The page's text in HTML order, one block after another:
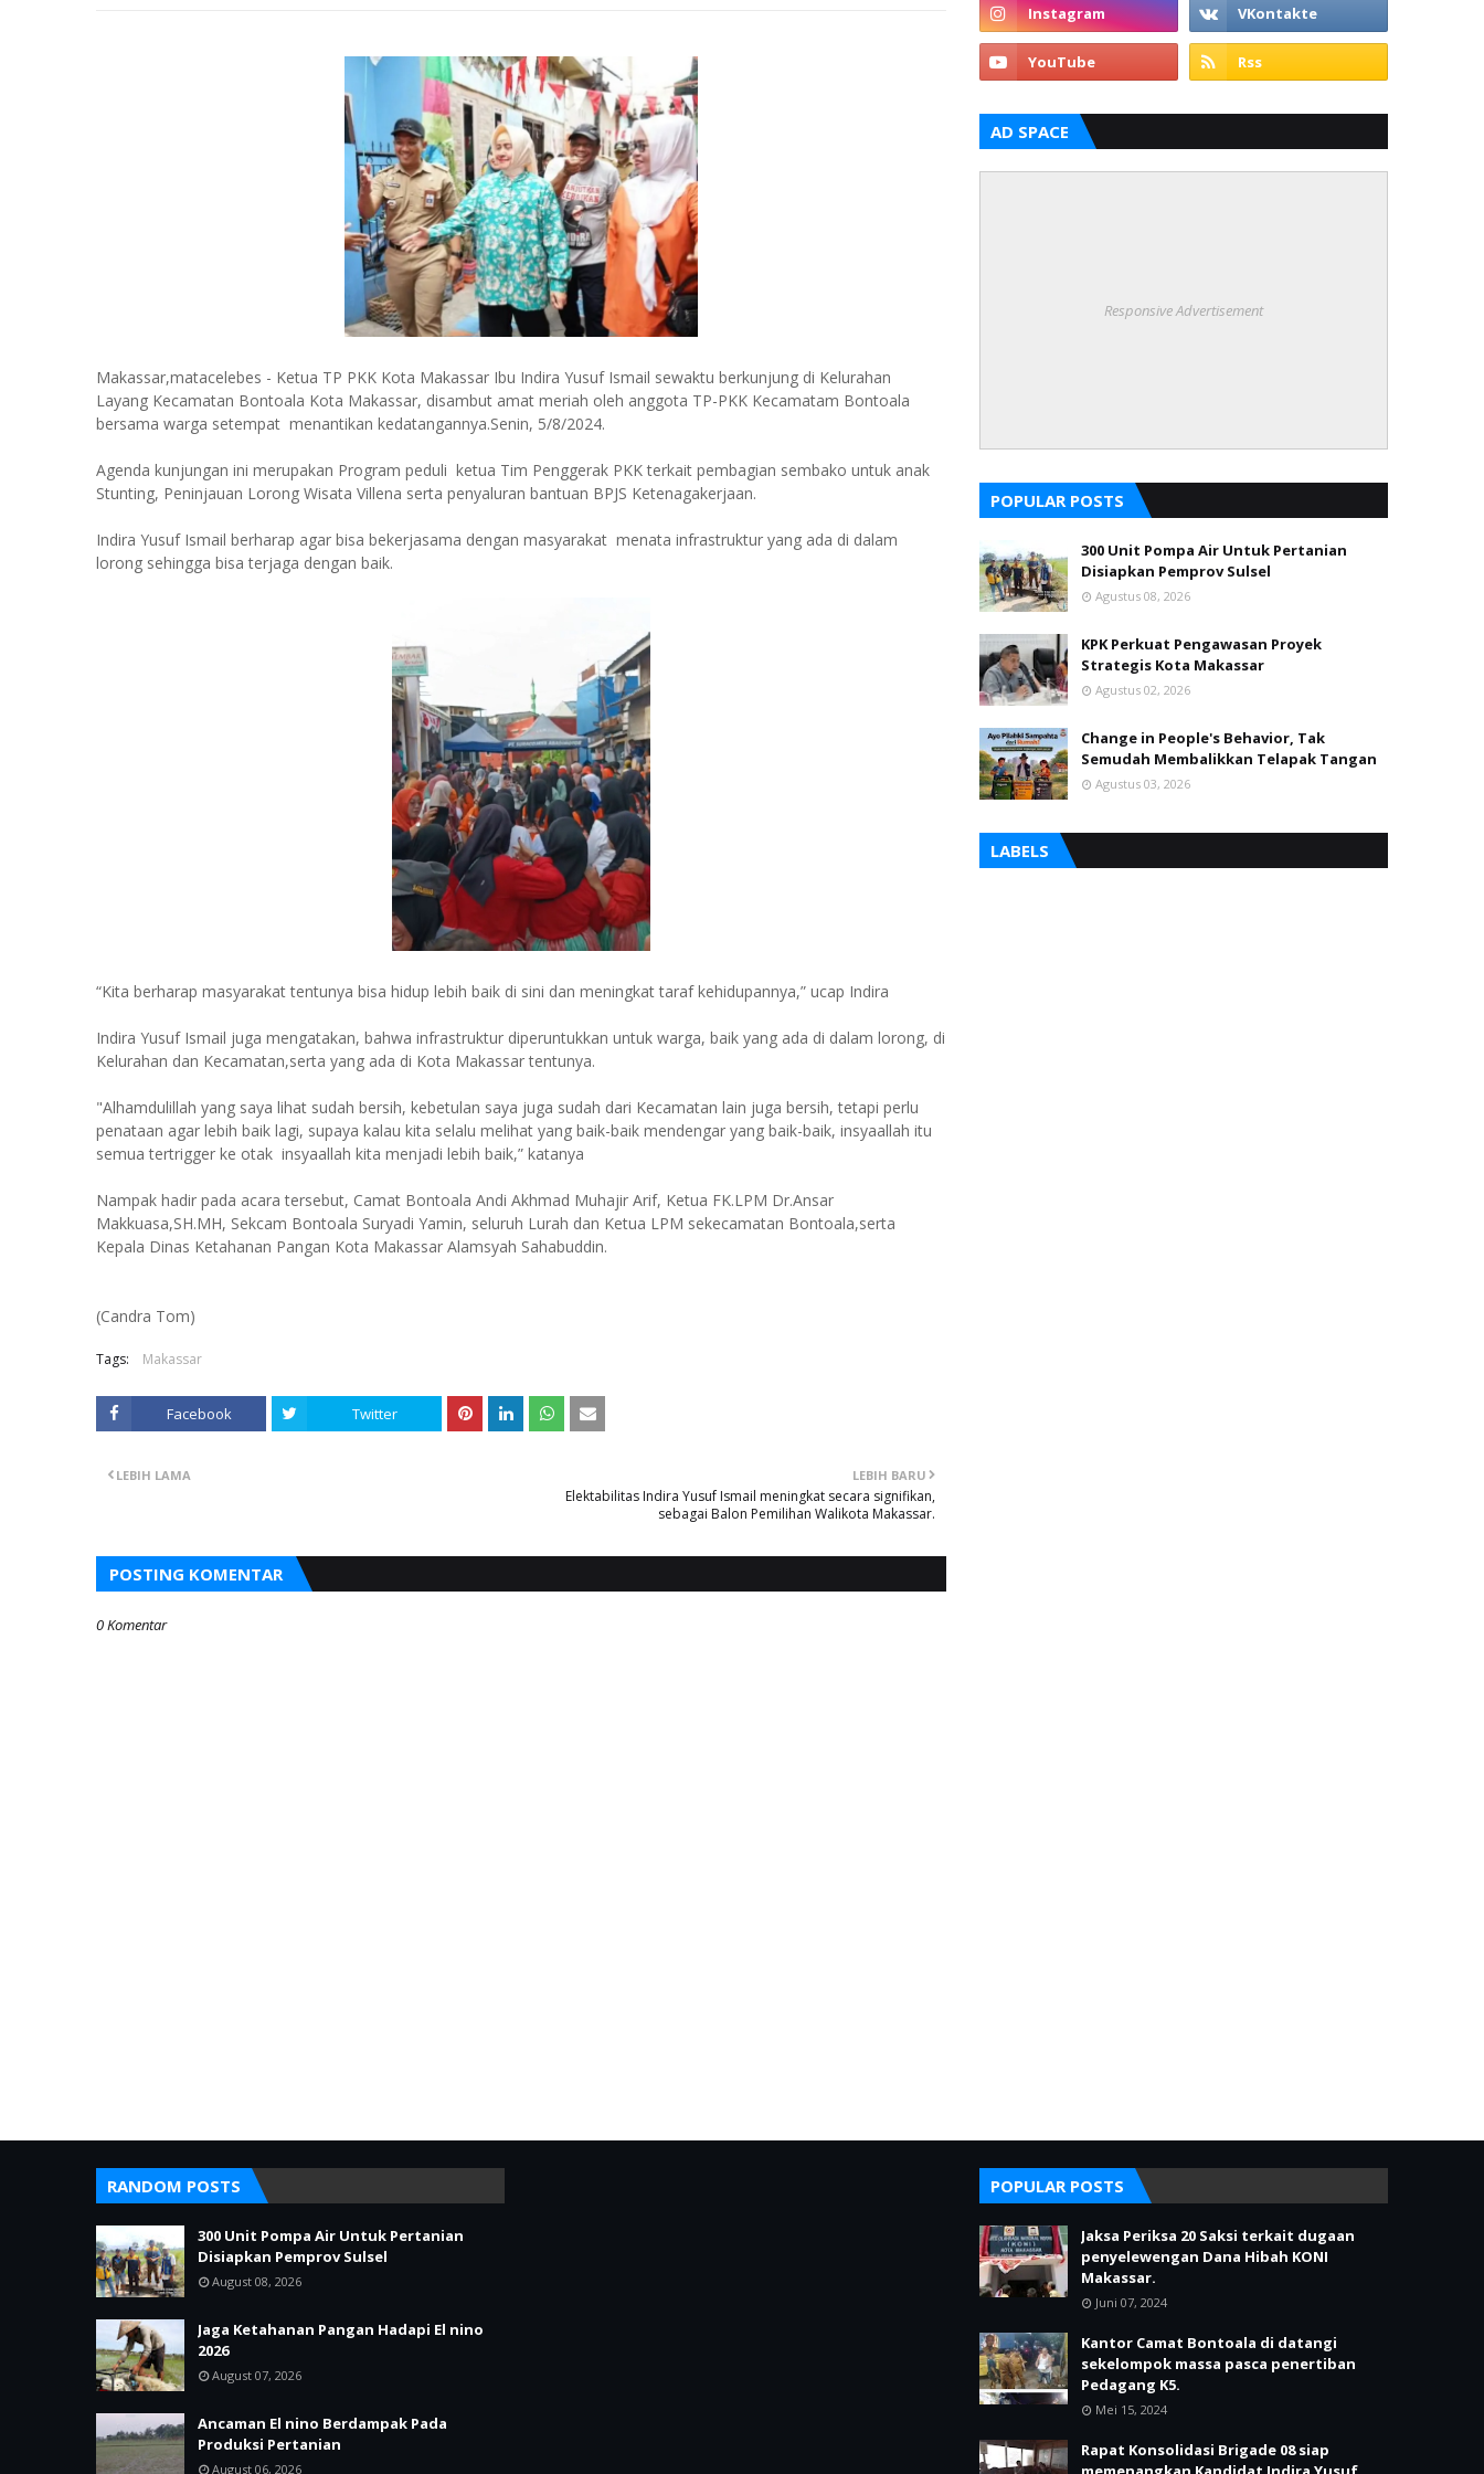
Makassar,matacelebes - Ketua TP PKK Kota Makassar Ibu Indira Yusuf Ismail sewaktu berkunjung di Kelurahan
Layang Kecamatan Bontoala Kota Makassar, disambut amat meriah oleh anggota TP-PKK Kecamatam Bontoala
bersama warga setempat menantikan kedatangannya.Senin, 5/8/2024.
Agenda kunjungan ini merupakan Program peduli ketua Tim Penggerak PKK terkait pembagian sembako untuk anak
Stunting, Peninjauan Lorong Wisata Villena serta penyaluran bantuan BPJS Ketenagakerjaan.
Indira Yusuf Ismail berharap agar bisa bekerjasama dengan masyarakat menata infrastruktur yang ada di dalam
lorong sehingga bisa terjaga dengan baik.
“Kita berharap masyarakat tentunya bisa hidup lebih baik di sini dan meningkat taraf kehidupannya,” ucap Indira
Indira Yusuf Ismail juga mengatakan, bahwa infrastruktur diperuntukkan untuk warga, baik yang ada di dalam lorong, di
Kelurahan dan Kecamatan,serta yang ada di Kota Makassar tentunya.
"Alhamdulillah yang saya lihat sudah bersih, kebetulan saya juga sudah dari Kecamatan lain juga bersih, tetapi perlu
penataan agar lebih baik lagi, supaya kalau kita selalu melihat yang baik-baik mendengar yang baik-baik, insyaallah itu
semua tertrigger ke otak insyaallah kita menjadi lebih baik,” katanya
Nampak hadir pada acara tersebut, Camat Bontoala Andi Akhmad Muhajir Arif, Ketua FK.LPM Dr.Ansar
Makkuasa,SH.MH, Sekcam Bontoala Suryadi Yamin, seluruh Lurah dan Ketua LPM sekecamatan Bontoala,serta
Kepala Dinas Ketahanan Pangan Kota Makassar Alamsyah Sahabuddin.
(Candra Tom)
Tags: Makassar
Facebook Twitter
LEBIH BARU
Elektabilitas Indira Yusuf Ismail meningkat secara signifikan,
sebagai Balon Pemilihan Walikota Makassar.
LEBIH LAMA
POSTING KOMENTAR
0 Komentar
AD SPACE
Responsive Advertisement
POPULAR POSTS
300 Unit Pompa Air Untuk Pertanian
Disiapkan Pemprov Sulsel
Agustus 08, 2026
KPK Perkuat Pengawasan Proyek
Strategis Kota Makassar
Agustus 02, 2026
Change in People's Behavior, Tak
Semudah Membalikkan Telapak Tangan
Agustus 03, 2026
LABELS
RANDOM POSTS
300 Unit Pompa Air Untuk Pertanian
Disiapkan Pemprov Sulsel
August 08, 2026
Jaga Ketahanan Pangan Hadapi El nino
2026
August 07, 2026
Ancaman El nino Berdampak Pada
Produksi Pertanian
August 06, 2026
POPULAR POSTS
Jaksa Periksa 20 Saksi terkait dugaan
penyelewengan Dana Hibah KONI
Makassar.
Juni 07, 2024
Kantor Camat Bontoala di datangi
sekelompok massa pasca penertiban
Pedagang K5.
Mei 15, 2024
Rapat Konsolidasi Brigade 08 siap